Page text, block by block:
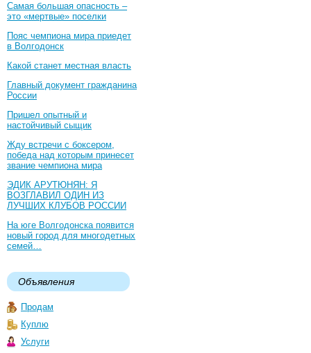
Самая большая опасность –
это «мертвые» поселки
Пояс чемпиона мира приедет
в Волгодонск
Какой станет местная власть
Главный документ гражданина
России
Пришел опытный и
настойчивый сыщик
Жду встречи с боксером,
победа над которым принесет
звание чемпиона мира
ЭДИК АРУТЮНЯН: Я
ВОЗГЛАВИЛ ОДИН ИЗ
ЛУЧШИХ КЛУБОВ РОССИИ
На юге Волгодонска появится
новый город для многодетных
семей…
Объявления
Продам
Куплю
Услуги